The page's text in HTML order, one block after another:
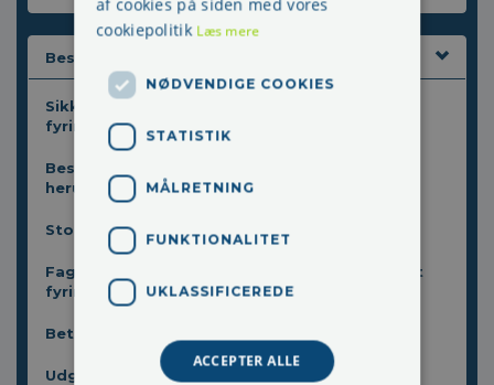
Beskyttelse af arbejdsmiljørepræsentant
Sikkerhedsrepræsentanter er beskyttet ved
fyring
Beskyttelse af arbejdsmiljørepræsentanten -
herunder fyring
Stor erstatning til fyret landbrugsvikar
Fagligt aktiv tildelt erstatning for uberettiget
fyring
Betaling i forbindelse med møder
Udgifter og uddannelse for AMR
cookiepolitik Læs mere
NØDVENDIGE COOKIES
STATISTIK
MÅLRETNING
FUNKTIONALITET
UKLASSIFICEREDE
ACCEPTER ALLE